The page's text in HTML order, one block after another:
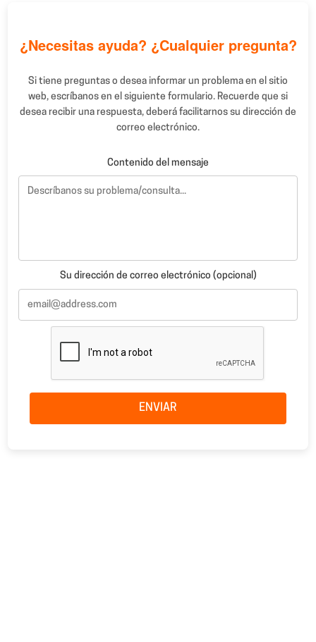
¿Necesitas ayuda? ¿Cualquier pregunta?
Si tiene preguntas o desea informar un problema en el sitio
web, escríbanos en el siguiente formulario. Recuerde que si
desea recibir una respuesta, deberá facilitarnos su dirección de
correo electrónico.
Contenido del mensaje
Su dirección de correo electrónico (opcional)
ENVIAR